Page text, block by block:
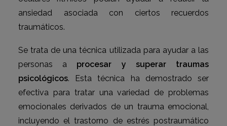
ansiedad asociada con ciertos recuerdos
traumáticos.
Se trata de una técnica utilizada para ayudar a las
personas a procesar y superar traumas
psicológicos. Esta técnica ha demostrado ser
efectiva para tratar una variedad de problemas
emocionales derivados de un trauma emocional,
incluyendo el trastorno de estrés postraumático